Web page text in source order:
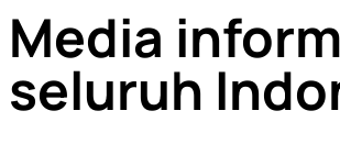
Media
seluruh